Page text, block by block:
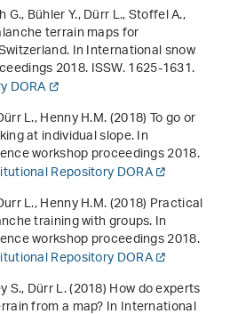
Bühler Y., Dürr L., Stoffel A.,
terrain maps for
. InInternational snow
2018. ISSW. 1625-1631.
DORA
L., Henny H.M. (2018)To go or
at individual slope. In
workshop proceedings 2018.
Repository DORA
L., Henny H.M. (2018)Practical
training with groups. In
workshop proceedings 2018.
Repository DORA
S., Dürr L. (2018)How do experts
from a map?InInternational